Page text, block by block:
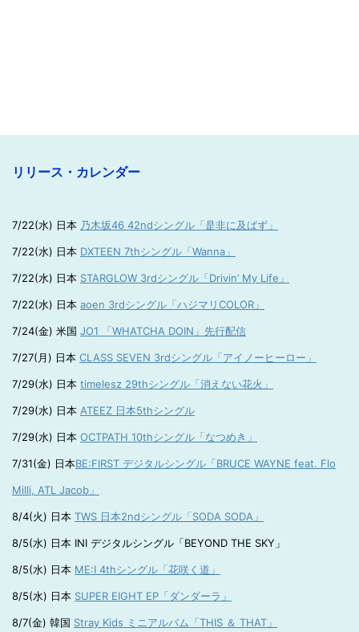
リリース・カレンダー
7/22(水) 日本 乃木坂46 42ndシングル「是非に及ばず」
7/22(水) 日本 DXTEEN 7thシングル「Wanna」
7/22(水) 日本 STARGLOW 3rdシングル「Drivin’ My Life」
7/22(水) 日本 aoen 3rdシングル「ハジマリCOLOR」
7/24(金) 米国 JO1 「WHATCHA DOIN」先行配信
7/27(月) 日本 CLASS SEVEN 3rdシングル「アイノーヒーロー」
7/29(水) 日本 timelesz 29thシングル「消えない花火」
7/29(水) 日本 ATEEZ 日本5thシングル
7/29(水) 日本 OCTPATH 10thシングル「なつめき」
7/31(金) 日本BE:FIRST デジタルシングル「BRUCE WAYNE feat. Flo
Milli, ATL Jacob」
8/4(火) 日本 TWS 日本2ndシングル「SODA SODA」
8/5(水) 日本 INI デジタルシングル「BEYOND THE SKY」
8/5(水) 日本 ME:I 4thシングル「花咲く道」
8/5(水) 日本 SUPER EIGHT EP「ダンダーラ」
8/7(金) 韓国 Stray Kids ミニアルバム「THIS ＆ THAT」